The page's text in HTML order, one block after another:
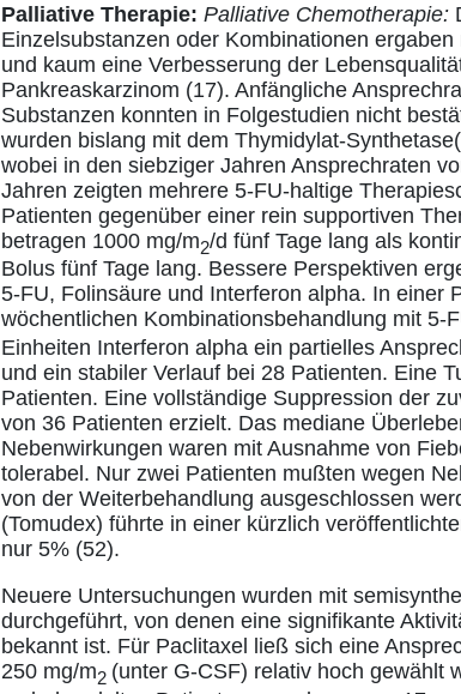
Palliative Therapie: Palliative Chemotherapie:
Einzelsubstanzen oder Kombinationen
und kaum eine Verbesserung der
Pankreaskarzinom (17). Anfängliche
Substanzen konnten in Folgestudien nicht
wurden bislang mit dem Thymidylat-
wobei in den siebziger Jahren Ansprechraten
Jahren zeigten mehrere 5-FU-haltige
Patienten gegenüber einer rein supportiven
betragen 1000 mg/m2/d fünf Tage lang als
Bolus fünf Tage lang. Bessere Perspektiven
5-FU, Folinsäure und Interferon alpha. In einer
wöchentlichen Kombinationsbehandlung mit 5-
Einheiten Interferon alpha ein partielles
und ein stabiler Verlauf bei 28 Patienten. Eine
Patienten. Eine vollständige Suppression der
von 36 Patienten erzielt. Das mediane
Nebenwirkungen waren mit Ausnahme von
tolerabel. Nur zwei Patienten mußten wegen
von der Weiterbehandlung ausgeschlossen
(Tomudex) führte in einer kürzlich
nur 5% (52).
Neuere Untersuchungen wurden mit
durchgeführt, von denen eine signifikante
bekannt ist. Für Paclitaxel ließ sich eine
250 mg/m2 (unter G-CSF) relativ hoch gewählt